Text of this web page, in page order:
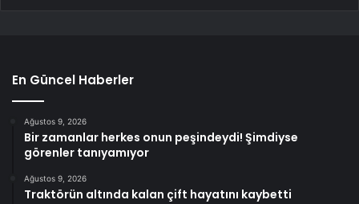
En Güncel Haberler
Ağustos 9, 2026
Bir zamanlar herkes onun peşindeydi! Şimdiyse
görenler tanıyamıyor
Ağustos 9, 2026
Traktörün altında kalan çift hayatını kaybetti